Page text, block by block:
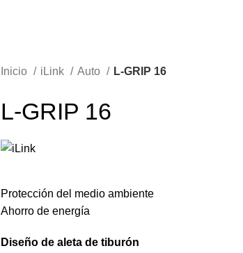
Inicio iLink Auto
L-GRIP 16
L-GRIP 16
Protección del medio ambiente
Ahorro de energía
Diseño de aleta de tiburón